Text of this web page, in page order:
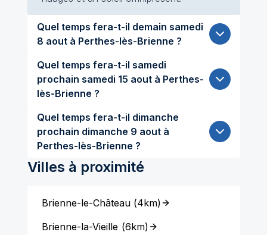
Quel temps fera-t-il demain samedi
8 aout à Perthes-lès-Brienne ?
Quel temps fera-t-il samedi
prochain samedi 15 aout à Perthes-
lès-Brienne ?
Quel temps fera-t-il dimanche
prochain dimanche 9 aout à
Perthes-lès-Brienne ?
Villes à proximité
Brienne-le-Château(4km)
Brienne-la-Vieille (6km)